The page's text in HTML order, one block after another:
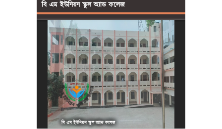
বি এম ইউনিয়ন স্কুল অ্যান্ড কলেজ
বি এম ইউনিয়ন স্কুল অ্যান্ড কলেজ